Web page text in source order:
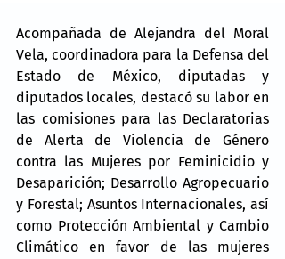
Acompañada de Alejandra del Moral
Vela, coordinadora para la Defensa del
Estado de México, diputadas y
diputados locales, destacó su labor en
las comisiones para las Declaratorias
de Alerta de Violencia de Género
contra las Mujeres por Feminicidio y
Desaparición; Desarrollo Agropecuario
y Forestal; Asuntos Internacionales, así
como Protección Ambiental y Cambio
Climático en favor de las mujeres